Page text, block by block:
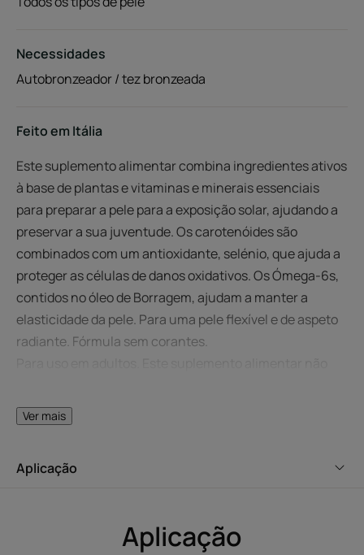
Necessidades
Autobronzeador / tez bronzeada
Feito em Itália
Este suplemento alimentar combina ingredientes ativos
à base de plantas e vitaminas e minerais essenciais
para preparar a pele para a exposição solar, ajudando a
preservar a sua juventude. Os carotenóides são
combinados com um antioxidante, selénio, que ajuda a
proteger as células de danos oxidativos. Os Ómega-6s,
contidos no óleo de Borragem, ajudam a manter a
elasticidade da pele. Para uma pele flexível e de aspeto
radiante. Fórmula sem corantes.
e equilibrada e de um estilo de vida saudável. Não
exceder a toma diária recomendada. Manter fora do
grávidas ou a amamentar. A proteção solar é essencial
Ver mais
Aplicação
Aplicação